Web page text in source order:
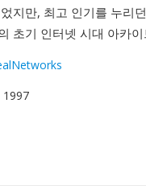
지만, 최고 인기를 누리
초기 인터넷 시대 아카
1997